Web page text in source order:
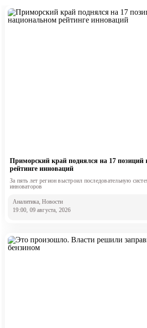
Приморский край поднялся на 17 позиций
рейтинге инноваций
За пять лет регион выстроил последовательную
инноваторов
Аналитика, Новости
19:00, 09 августа, 2026